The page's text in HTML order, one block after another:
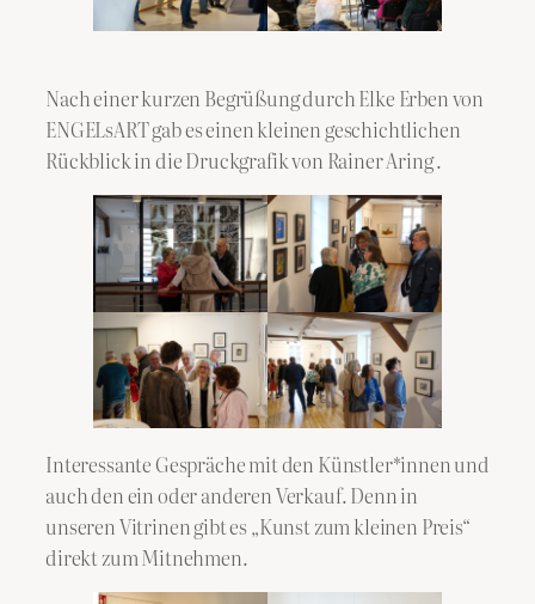
Nach einer kurzen Begrüßung durch Elke Erben von
ENGELsART gab es einen kleinen geschichtlichen
Rückblick in die Druckgrafik von Rainer Aring .
Interessante Gespräche mit den Künstler*innen und
auch den ein oder anderen Verkauf. Denn in
unseren Vitrinen gibt es „Kunst zum kleinen Preis“
direkt zum Mitnehmen.